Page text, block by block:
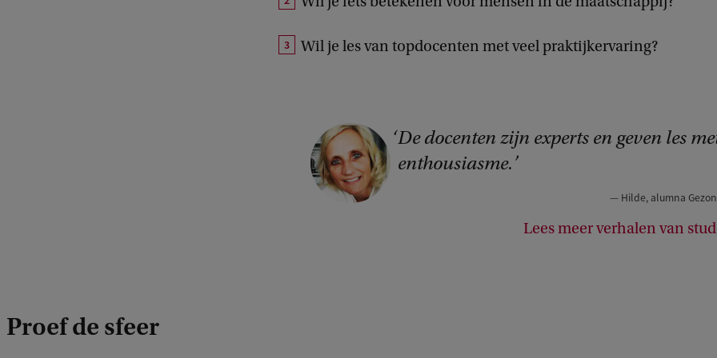
Wil je les van topdocenten met veel praktijkervaring?
C
o
p
De docenten zijn experts en geven les
enthousiasme.
Hilde, alumna
Lees meer verhalen van
Proef de sfeer